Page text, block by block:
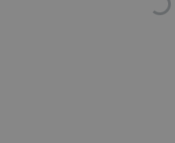
Polityce prywatności Google